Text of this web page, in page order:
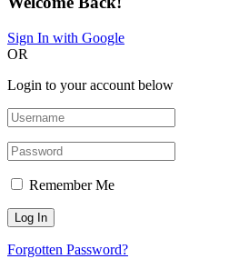
Sign In with Google
OR
Login to your account below
Remember Me
Forgotten Password?